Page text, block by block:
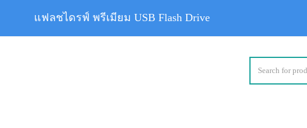
แฟลชไดรฟ์ พรีเมียม USB Flash Drive